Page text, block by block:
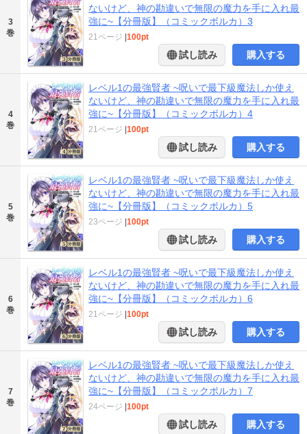
3
巻
ないけど、神の勘違いで無限の魔力を手に入れ最
強に~【分冊版】（コミックポルカ）3
21ページ 100pt
試し読み 購入する
4
巻
レベル1の最強賢者 ~呪いで最下級魔法しか使え
ないけど、神の勘違いで無限の魔力を手に入れ最
強に~【分冊版】（コミックポルカ）4
21ページ 100pt
試し読み 購入する
5
巻
レベル1の最強賢者 ~呪いで最下級魔法しか使え
ないけど、神の勘違いで無限の魔力を手に入れ最
強に~【分冊版】（コミックポルカ）5
23ページ 100pt
試し読み 購入する
6
巻
レベル1の最強賢者 ~呪いで最下級魔法しか使え
ないけど、神の勘違いで無限の魔力を手に入れ最
強に~【分冊版】（コミックポルカ）6
21ページ 100pt
試し読み 購入する
7
巻
レベル1の最強賢者 ~呪いで最下級魔法しか使え
ないけど、神の勘違いで無限の魔力を手に入れ最
強に~【分冊版】（コミックポルカ）7
24ページ 100pt
試し読み 購入する